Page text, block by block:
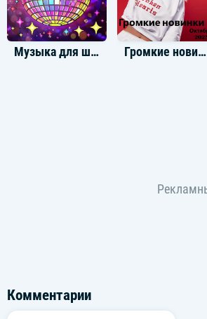
Музыка для школьной дискотеки Громкие новинки: Октябрь 2025
Комментарии